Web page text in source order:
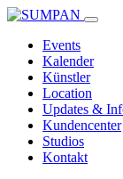
Events
Kalender
Künstler
Location
Updates &
Kundencenter
Studios
Kontakt